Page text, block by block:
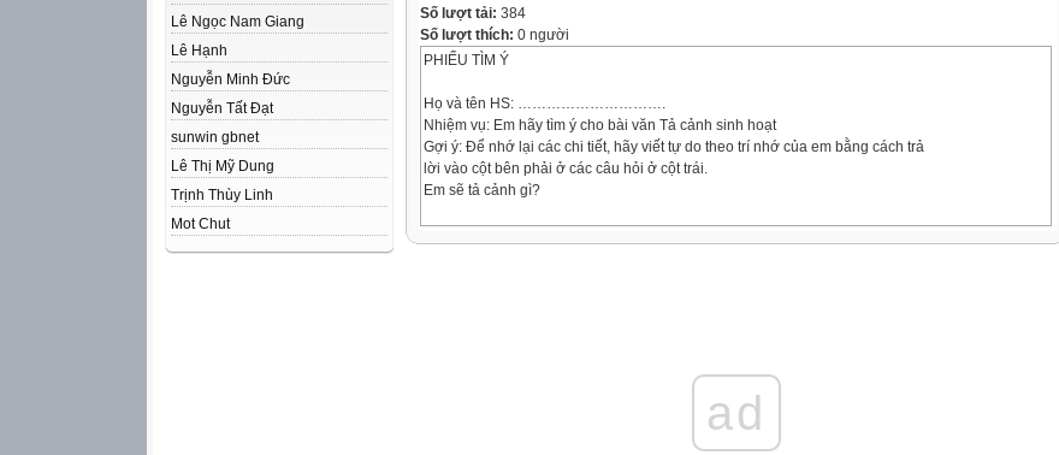
Lê Ngọc Nam Giang
Lê Hạnh
Nguyễn Minh Đức
Nguyễn Tất Đạt
sunwin gbnet
Lê Thị Mỹ Dung
Trịnh Thùy Linh
Mot Chut
Số lượt tải: 384
Số lượt thích: 0 người
PHIẾU TÌM Ý
Họ và tên HS: ………………………….
Nhiệm vụ: Em hãy tìm ý cho bài văn Tả cảnh sinh hoạt
Gợi ý: Để nhớ lại các chi tiết, hãy viết tự do theo trí nhớ của em bằng cách trả
lời vào cột bên phải ở các câu hỏi ở cột trái.
Em sẽ tả cảnh gì?
ad